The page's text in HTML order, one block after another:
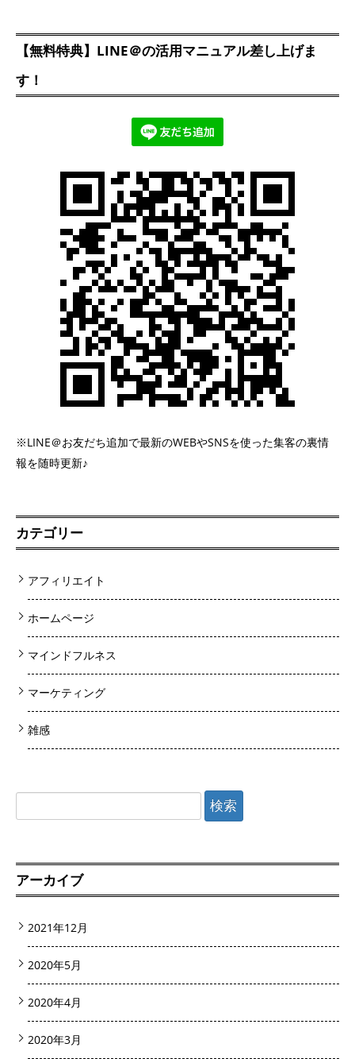
【無料特典】LINE＠の活用マニュアル差し上げま
す！
※LINE＠お友だち追加で最新のWEBやSNSを使った集客の裏情
報を随時更新♪
カテゴリー
アフィリエイト
ホームページ
マインドフルネス
マーケティング
雑感
索:
アーカイブ
2021年12月
2020年5月
2020年4月
2020年3月